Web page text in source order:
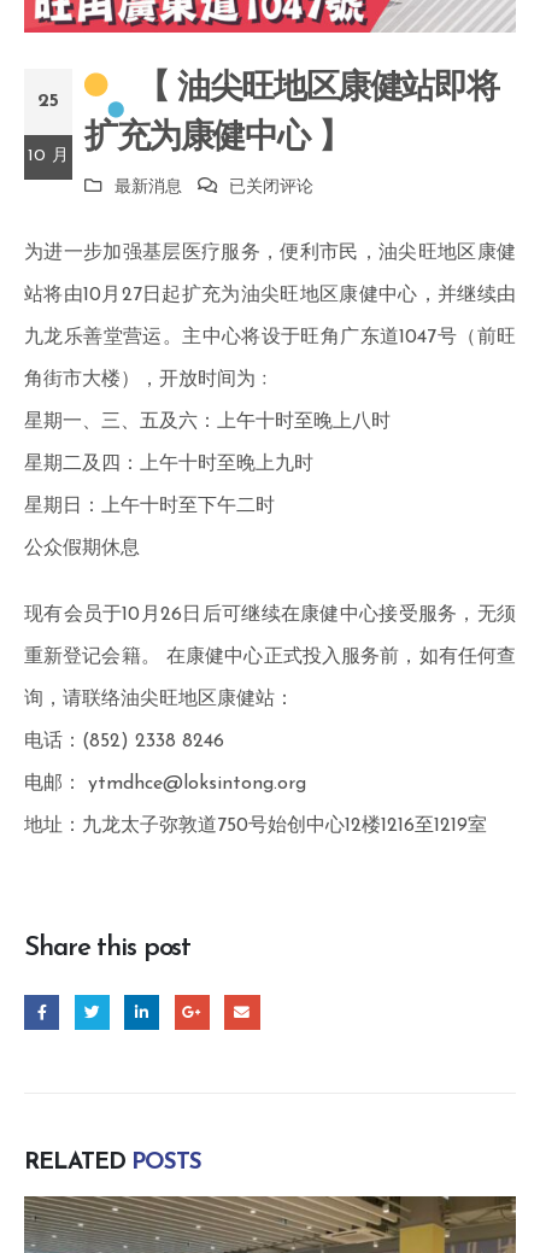
25
10 月
【 油尖旺地区康健站即将
扩充为康健中心 】
最新消息 【
将
扩
充
康
健
已关闭评论
为进一步加强基层医疗服务，便利市民，油尖旺地区康健
站将由10月27日起扩充为油尖旺地区康健中心，并继续由
九龙乐善堂营运。主中心将设于旺角广东道1047号（前旺
角街市大楼），开放时间为﹕
星期一、三、五及六：上午十时至晚上八时
星期二及四：上午十时至晚上九时
星期日：上午十时至下午二时
公众假期休息
现有会员于10月26日后可继续在康健中心接受服务，无须
重新登记会籍。 在康健中心正式投入服务前，如有任何查
询，请联络油尖旺地区康健站：
电话：(852) 2338 8246
电邮： ytmdhce@loksintong.org
地址：九龙太子弥敦道750号始创中心12楼1216至1219室
Share this post
RELATED POSTS